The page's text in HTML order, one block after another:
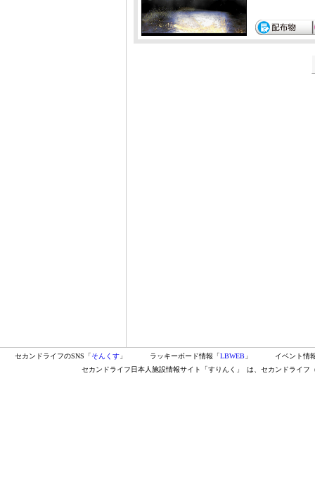
セカンドライフのSNS「そんくす 」 ラッキーボード情報「LBWEB 」
イベント情
セカンドライフ日本人施設情報サイト「すりんく」
は、セカンドライフ